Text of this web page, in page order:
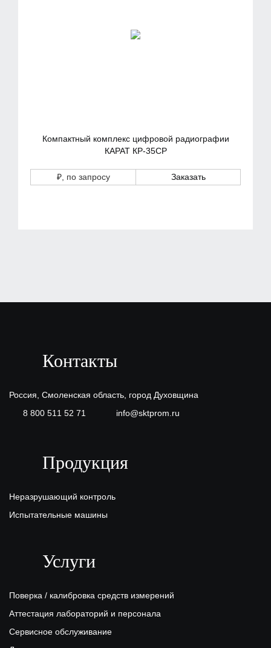
Компактный комплекс цифровой радиографии
КАРАТ КР-35СР
₽, по запросу Заказать
Контакты
Россия, Смоленская область, город Духовщина
8 800 511 52 71
info@sktprom.ru
Продукция
Неразрушающий контроль
Испытательные машины
Услуги
Поверка / калибровка средств измерений
Аттестация лабораторий и персонала
Сервисное обслуживание